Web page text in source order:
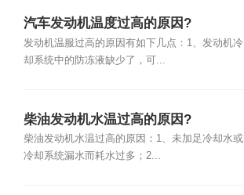
汽车发动机温度过高的原因?
发动机温服过高的原因有如下几点：1、发动机冷
却系统中的防冻液缺少了，可...
柴油发动机水温过高的原因?
柴油发动机水温过高的原因：1、未加足冷却水或
冷却系统漏水而耗水过多；2...